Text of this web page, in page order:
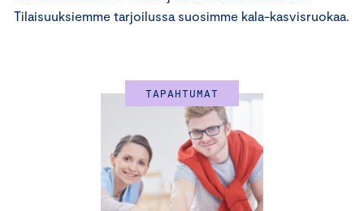
Tilaisuuksiemme tarjoilussa suosimme kala-kasvisruokaa.
TAPAHTUMAT